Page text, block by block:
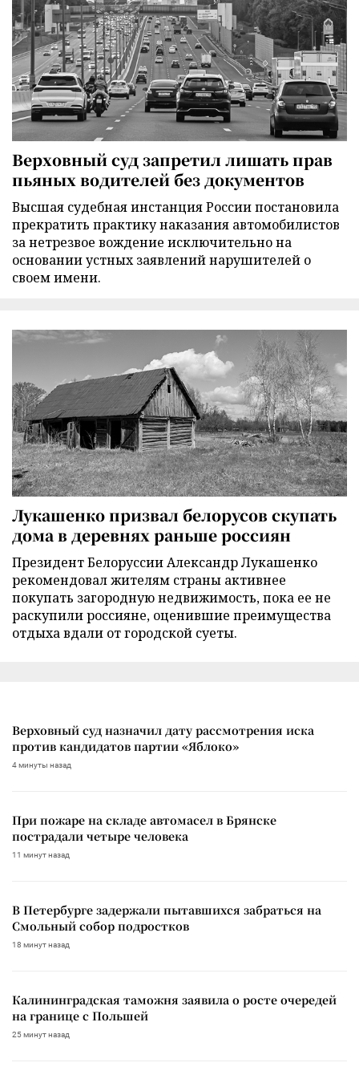
Верховный суд запретил лишать прав
пьяных водителей без документов
Высшая судебная инстанция России постановила
прекратить практику наказания автомобилистов
за нетрезвое вождение исключительно на
основании устных заявлений нарушителей о
своем имени.
Лукашенко призвал белорусов скупать
дома в деревнях раньше россиян
Президент Белоруссии Александр Лукашенко
рекомендовал жителям страны активнее
покупать загородную недвижимость, пока ее не
раскупили россияне, оценившие преимущества
отдыха вдали от городской суеты.
Верховный суд назначил дату рассмотрения иска
против кандидатов партии «Яблоко»
4 минуты назад
При пожаре на складе автомасел в Брянске
пострадали четыре человека
11 минут назад
В Петербурге задержали пытавшихся забраться на
Смольный собор подростков
18 минут назад
Калининградская таможня заявила о росте очередей
на границе с Польшей
25 минут назад